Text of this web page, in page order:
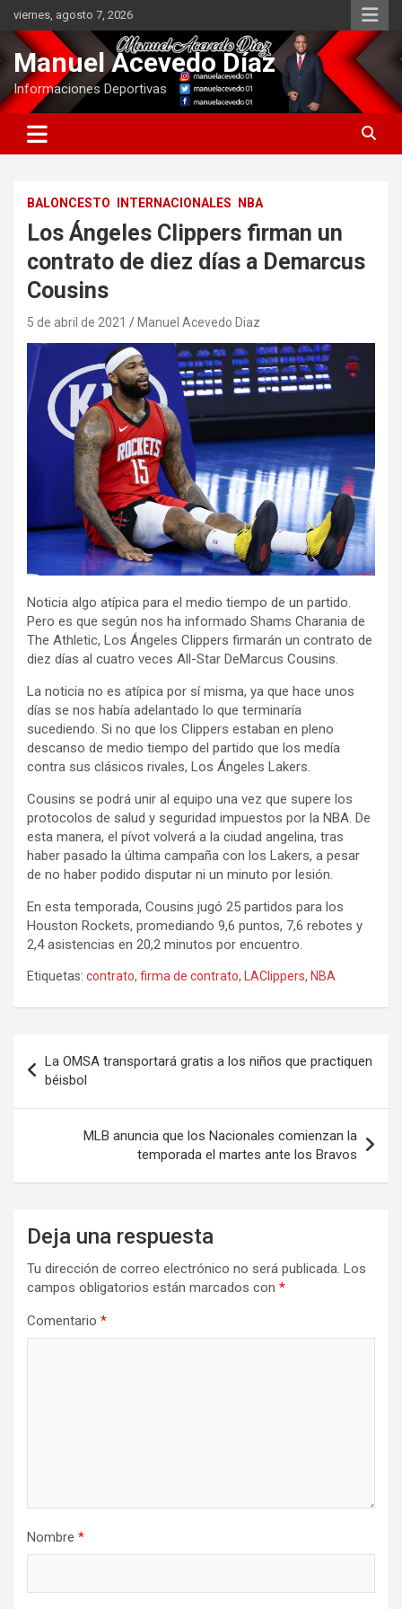
Saltar
contenido
viernes, agosto 7, 2026
Manuel Acevedo Díaz
Informaciones Deportivas
BALONCESTO INTERNACIONALES NBA
Los Ángeles Clippers firman un
contrato de diez días a Demarcus
Cousins
5 de abril de 2021 Manuel Acevedo Diaz
Noticia algo atípica para el medio tiempo de un partido.
Pero es que según nos ha informado Shams Charania de
The Athletic, Los Ángeles Clippers firmarán un contrato de
diez días al cuatro veces All-Star DeMarcus Cousins.
La noticia no es atípica por sí misma, ya que hace unos
días se nos había adelantado lo que terminaría
sucediendo. Si no que los Clippers estaban en pleno
descanso de medio tiempo del partido que los medía
contra sus clásicos rivales, Los Ángeles Lakers.
Cousins se podrá unir al equipo una vez que supere los
protocolos de salud y seguridad impuestos por la NBA. De
esta manera, el pívot volverá a la ciudad angelina, tras
haber pasado la última campaña con los Lakers, a pesar
de no haber podido disputar ni un minuto por lesión.
En esta temporada, Cousins ​​jugó 25 partidos para los
Houston Rockets, promediando 9,6 puntos, 7,6 rebotes y
2,4 asistencias en 20,2 minutos por encuentro.
Etiquetas: contrato, firma de contrato, LAClippers, NBA
de
entradas
La OMSA transportará gratis a los niños que practiquen
béisbol
MLB anuncia que los Nacionales comienzan la
temporada el martes ante los Bravos
Deja una respuesta
Tu dirección de correo electrónico no será publicada. Los
campos obligatorios están marcados con *
Comentario *
Nombre *